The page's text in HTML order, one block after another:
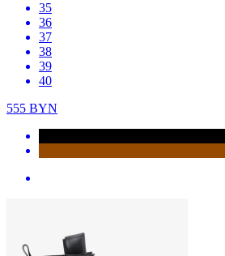
35
36
37
38
39
40
555 BYN